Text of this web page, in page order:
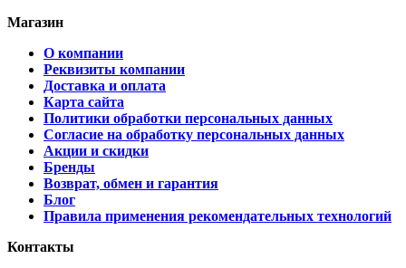
Магазин
О компании
Реквизиты компании
Доставка и оплата
Карта сайта
Политики обработки персональных данных
Согласие на обработку персональных данных
Акции и скидки
Бренды
Возврат, обмен и гарантия
Блог
Правила применения рекомендательных технологий
Контакты